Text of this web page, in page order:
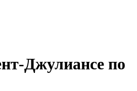
Джулиансе по